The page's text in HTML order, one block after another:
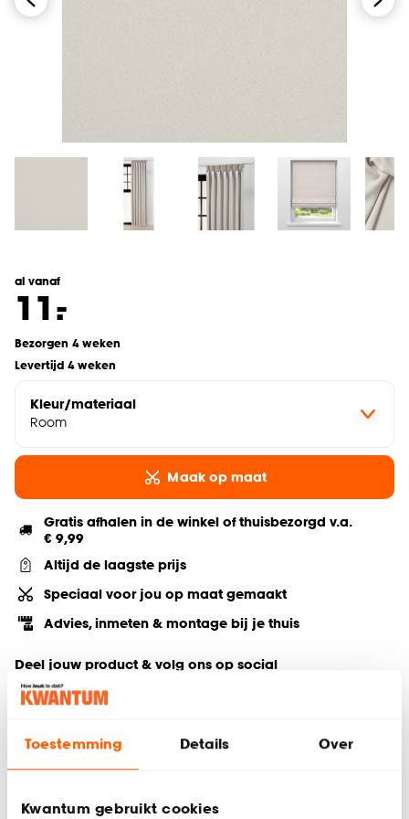
Toestemming Details Over
Kwantum gebruikt cookies
al vanaf
11.
-
Bezorgen 4 weken
Levertijd 4 weken
Kleur/materiaal
Room
Maak op maat
Gratis afhalen in de winkel of thuisbezorgd v.a.
€ 9,99
Altijd de laagste prijs
Speciaal voor jou op maat gemaakt
Advies, inmeten & montage bij je thuis
Deel jouw product & volg ons op social
Hulp nodig? Wij regelen het voor je!